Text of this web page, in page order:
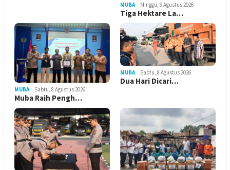
MUBA Minggu, 9 Agustus 2026
Tiga Hektare La…
MUBA Sabtu, 8 Agustus 2026
Muba Raih Pengh…
MUBA Sabtu, 8 Agustus 2026
Dua Hari Dicari…